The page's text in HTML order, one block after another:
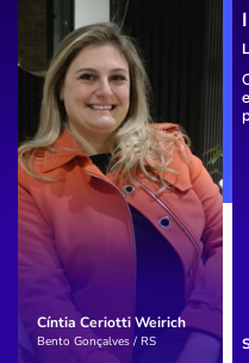
Cíntia Ceriotti Weirich
Bento Gonçalves / RS